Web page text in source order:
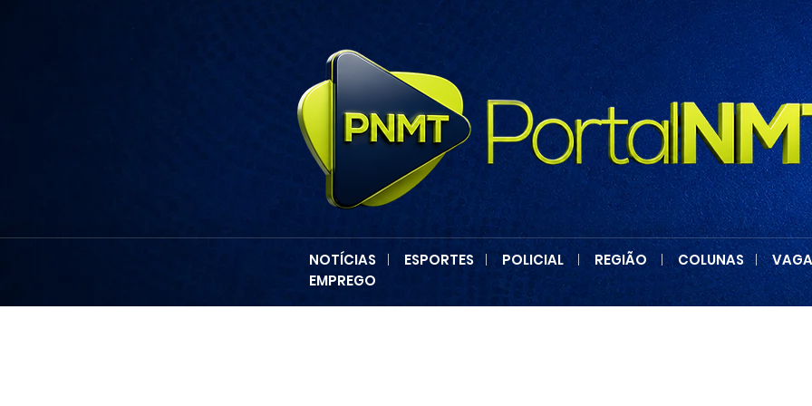
NOTÍCIAS | ESPORTES | POLICIAL | REGIÃO | COLUNAS|
EMPREGO